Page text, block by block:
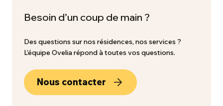
Besoin d’un coup de main ?
Des questions sur nos résidences, nos services ?
L’équipe Ovelia répond à toutes vos questions.
Nous contacter